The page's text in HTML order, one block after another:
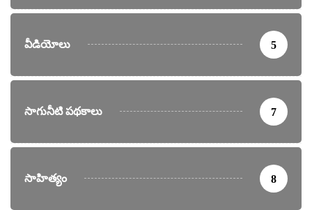
వీడియోలు 5
సాగునీటి పథకాలు 7
సాహిత్యం 8